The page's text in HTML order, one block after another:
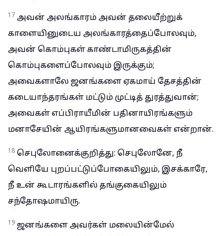
17 அவன் அலங்காரம் அவன் தலையீற்றுக்
காளையினுடைய அலங்காரத்தைப்போலவும்,
அவன் கொம்புகள் காண்டாமிருகத்தின்
கொம்புகளைப்போலவும் இருக்கும்;
அவைகளாலே ஜனங்களை ஏகமாய் தேசத்தின்
கடையாந்தரங்கள் மட்டும் முட்டித் துரத்துவான்;
அவைகள் எப்பிராயீமின் பதினாயிரங்களும்
மனாசேயின் ஆயிரங்களுமானவைகள் என்றான்.
18 செபுலோனைக்குறித்து: செபுலோனே, நீ
வெளியே புறப்பட்டுப்போகையிலும், இசக்காரே,
நீ உன் கூடாரங்களில் தங்குகையிலும்
சந்தோஷமாயிரு.
19 ஜனங்களை அவர்கள் மலையின்மேல்